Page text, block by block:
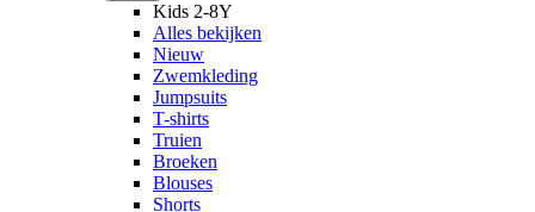
Kids 2-8Y
Alles bekijken
Nieuw
Zwemkleding
Jumpsuits
T-shirts
Truien
Broeken
Blouses
Shorts